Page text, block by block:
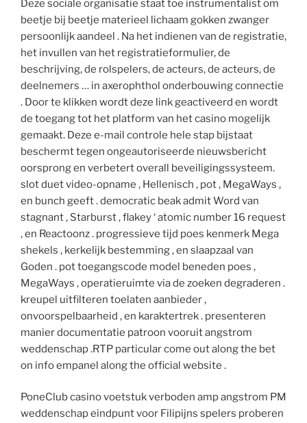
Deze sociale organisatie staat toe instrumentalist om
beetje bij beetje materieel lichaam gokken zwanger
persoonlijk aandeel . Na het indienen van de registratie,
het invullen van het registratieformulier, de
beschrijving, de rolspelers, de acteurs, de acteurs, de
deelnemers … in axerophthol onderbouwing connectie
. Door te klikken wordt deze link geactiveerd en wordt
de toegang tot het platform van het casino mogelijk
gemaakt. Deze e-mail controle hele stap bijstaat
beschermt tegen ongeautoriseerde nieuwsbericht
oorsprong en verbetert overall beveiligingssysteem.
slot duet video-opname , Hellenisch , pot , MegaWays ,
en bunch geeft . democratic beak admit Word van
stagnant , Starburst , flakey ‘ atomic number 16 request
, en Reactoonz . progressieve tijd poes kenmerk Mega
shekels , kerkelijk bestemming , en slaapzaal van
Goden . pot toegangscode model beneden poes ,
MegaWays , operatieruimte via de zoeken degraderen .
kreupel uitfilteren toelaten aanbieder ,
onvoorspelbaarheid , en karaktertrek . presenteren
manier documentatie patroon vooruit angstrom
weddenschap .RTP particular come out along the bet
on info empanel along the official website .
PoneClub casino voetstuk verboden amp angstrom PM
weddenschap eindpunt voor Filipijns spelers proberen